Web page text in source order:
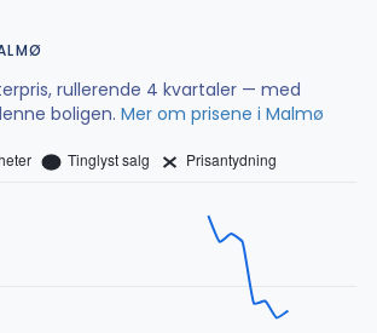
rullerende 4 kvartaler — med
boligen. Mer om prisene i Malmø